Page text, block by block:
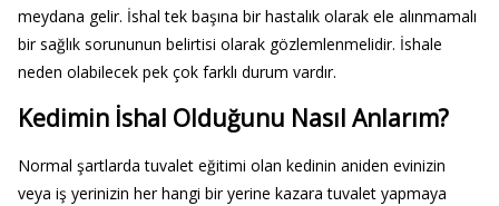
meydana gelir. İshal tek başına bir hastalık olarak ele alınmamalı
bir sağlık sorununun belirtisi olarak gözlemlenmelidir. İshale
neden olabilecek pek çok farklı durum vardır.
Kedimin İshal Olduğunu Nasıl Anlarım?
Normal şartlarda tuvalet eğitimi olan kedinin aniden evinizin
veya iş yerinizin her hangi bir yerine kazara tuvalet yapmaya